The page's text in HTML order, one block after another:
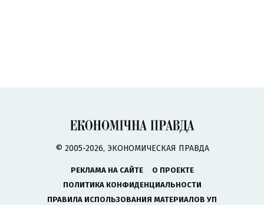
© 2005-2026, ЭКОНОМИЧЕСКАЯ ПРАВДА
РЕКЛАМА НА САЙТЕ
О ПРОЕКТЕ
ПОЛИТИКА КОНФИДЕНЦИАЛЬНОСТИ
ПРАВИЛА ИСПОЛЬЗОВАНИЯ МАТЕРИАЛОВ УП